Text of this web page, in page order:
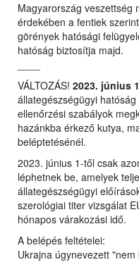
Magyarország veszettség
érdekében a fentiek
görények hatósági
hatóság biztosítja majd.
VÁLTOZÁS! 2023. június
állategészségügyi
ellenőrzési szabályok
hazánkba érkező kutya,
beléptetésénél.
2023. június 1-től csak
léphetnek be, amelyek
állategészségügyi
szerológiai titer vizsgálat
hónapos várakozási idő.
A belépés feltételei:
Ukrajna úgynevezett "nem